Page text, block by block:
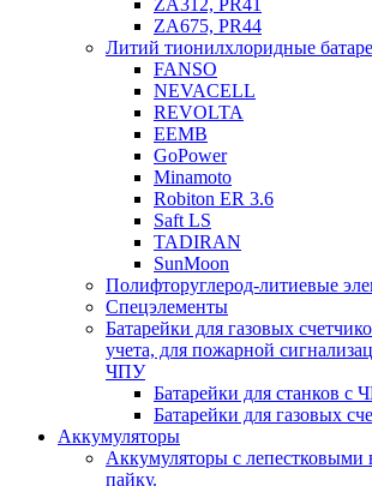
ZA312, PR41
ZA675, PR44
Литий тионилхлоридные
FANSO
NEVACELL
REVOLTA
EEMB
GoPower
Minamoto
Robiton ER 3.6
Saft LS
TADIRAN
SunMoon
Полифторуглерод-литиевые
Спецэлементы
Батарейки для газовых
учета, для пожарной
ЧПУ
Батарейки для станков с
Батарейки для газовых
Аккумуляторы
Аккумуляторы с
пайку.